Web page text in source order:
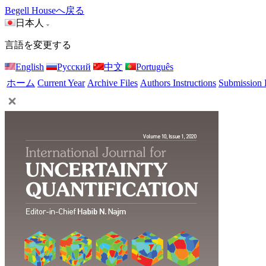
Begell Houseへ戻る
日本人
言語を変更する
English Русский 中文
Português
ホーム Current Year Archive Files Authors Instructions Submission